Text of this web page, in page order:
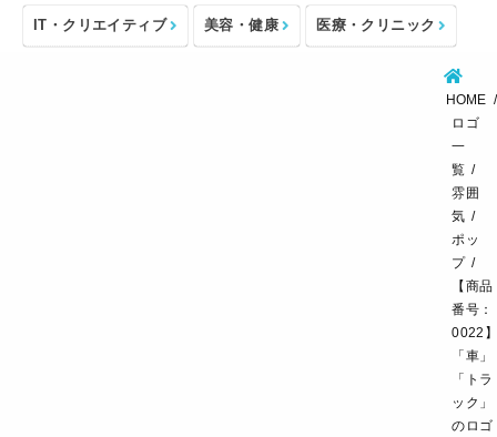
IT・クリエイティブ 美容・健康 医療・クリニック
HOME
ロゴ
一
覧
雰囲
気
ポッ
プ
【商品
番号：
0022】
「車」
「トラ
ック」
のロゴ